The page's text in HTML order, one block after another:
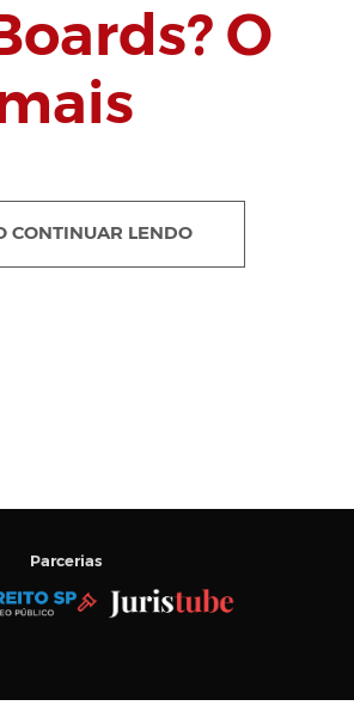
O
CONTINUAR LENDO
Parcerias